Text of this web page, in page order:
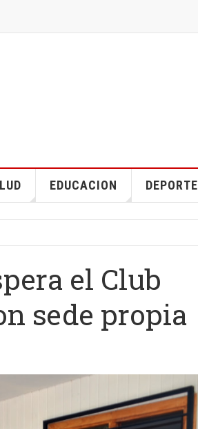
EDUCACION DEPORTE
el Club
sede propia